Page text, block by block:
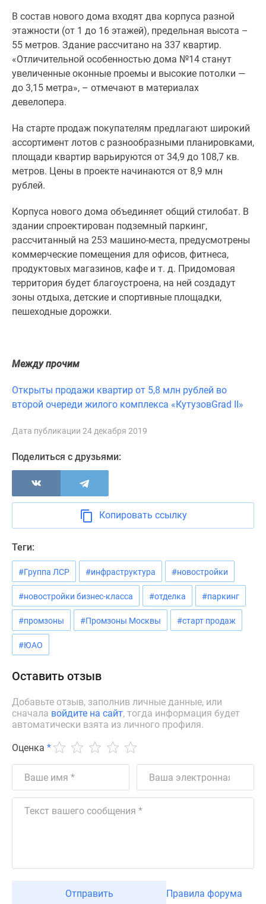
новостроек
Экология
Москвы
Подмосковья
Студии
комнатные
комнатные
комнатные
Квартиры
карте
Ипотечный
калькулятор
Семейная
ипотека
Военная
ипотека
Медиа
недвижимости
Мнение
Аналитика
рынка
Покупателю
Экспертиза
новостроек
проекте
Контакты
Реклама
сайте
Дзен
места
#траншевая
ипотека
ИТ-
ипотека
Квартиры
скидками
Субсидированная
В состав нового дома входят два корпуса разной
этажности (от 1 до 16 этажей), предельная высота –
55 метров. Здание рассчитано на 337 квартир.
«Отличительной особенностью дома №14 станут
увеличенные оконные проемы и высокие потолки —
до 3,15 метра», – отмечают в материалах
девелопера.
На старте продаж покупателям предлагают широкий
ассортимент лотов с разнообразными планировками,
площади квартир варьируются от 34,9 до 108,7 кв.
метров. Цены в проекте начинаются от 8,9 млн
рублей.
Корпуса нового дома объединяет общий стилобат. В
здании спроектирован подземный паркинг,
рассчитанный на 253 машино-места, предусмотрены
коммерческие помещения для офисов, фитнеса,
продуктовых магазинов, кафе и т. д. Придомовая
территория будет благоустроена, на ней создадут
зоны отдыха, детские и спортивные площадки,
пешеходные дорожки.
Между прочим
Открыты продажи квартир от 5,8 млн рублей во
второй очереди жилого комплекса «КутузовGrad II»
Дата публикации 24 декабря 2019
Поделиться с друзьями:
Копировать ссылку
Теги:
#Группа ЛСР #инфраструктура #новостройки
#новостройки бизнес-класса #отделка #паркинг
#промзоны #Промзоны Москвы #старт продаж
#ЮАО
Оставить отзыв
Добавьте отзыв, заполнив личные данные, или
сначала войдите на сайт, тогда информация будет
автоматически взята из личного профиля.
Оценка *
Отправить Правила форума